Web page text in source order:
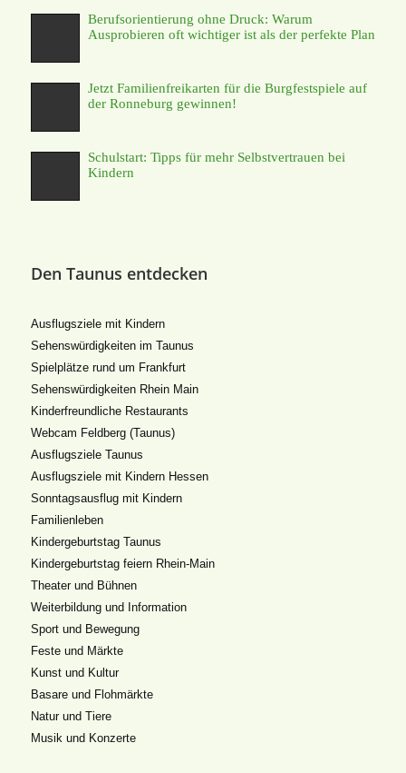
Berufsorientierung ohne Druck: Warum
Ausprobieren oft wichtiger ist als der perfekte Plan
Jetzt Familienfreikarten für die Burgfestspiele auf
der Ronneburg gewinnen!
Schulstart: Tipps für mehr Selbstvertrauen bei
Kindern
Den Taunus entdecken
Ausflugsziele mit Kindern
Sehenswürdigkeiten im Taunus
Spielplätze rund um Frankfurt
Sehenswürdigkeiten Rhein Main
Kinderfreundliche Restaurants
Webcam Feldberg (Taunus)
Ausflugsziele Taunus
Ausflugsziele mit Kindern Hessen
Sonntagsausflug mit Kindern
Familienleben
Kindergeburtstag Taunus
Kindergeburtstag feiern Rhein-Main
Theater und Bühnen
Weiterbildung und Information
Sport und Bewegung
Feste und Märkte
Kunst und Kultur
Basare und Flohmärkte
Natur und Tiere
Musik und Konzerte